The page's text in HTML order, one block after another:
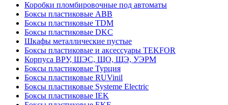
Коробки пломбировочные под автоматы
Боксы пластиковые ABB
Боксы пластиковые TDM
Боксы пластиковые DKC
Шкафы металлические пустые
Боксы пластиковые и аксессуары TEKFOR
Корпуса ВРУ, ШЭС, ЩО, ЩЭ, УЭРМ
Боксы пластиковые Турция
Боксы пластиковые RUVinil
Боксы пластиковые Systeme Electric
Боксы пластиковые IEK